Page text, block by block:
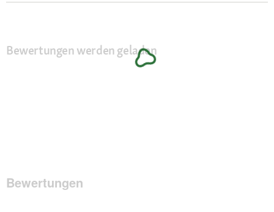
Bewertungen werden geladen
Bewertungen